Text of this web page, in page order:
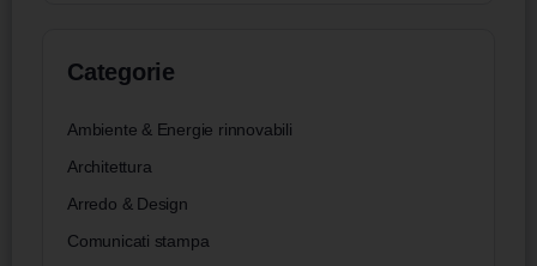
Categorie
Ambiente & Energie rinnovabili
Architettura
Arredo & Design
Comunicati stampa